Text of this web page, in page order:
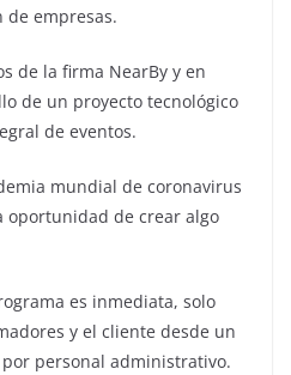
de empresas.
de la firma NearBy y en
de un proyecto tecnológico
de eventos.
mundial de coronavirus
oportunidad de crear algo
es inmediata, solo
y el cliente desde un
personal administrativo.